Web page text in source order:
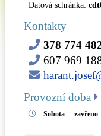
Datová schránka:
Kontakty
378 774
607 969
Provozní doba
Sobota zavřeno